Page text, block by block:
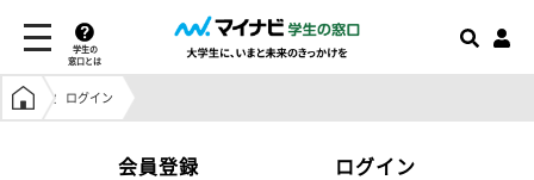
学生の
窓口とは
学生の窓口トップ
ログイン
会員登録 ログイン